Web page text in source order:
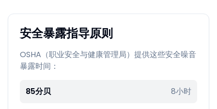
安全暴露指导原则
OSHA（职业安全与健康管理局）提供这些安全噪音
暴露时间：
85分贝 8小时